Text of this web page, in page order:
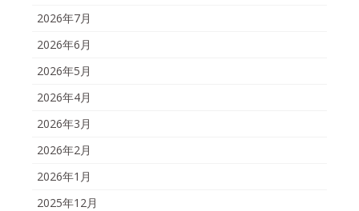
2026年7月
2026年6月
2026年5月
2026年4月
2026年3月
2026年2月
2026年1月
2025年12月